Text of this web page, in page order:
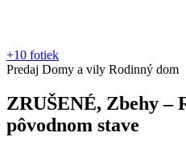
+10 fotiek
Predaj Domy a vily Rodinný dom
ZRUŠENÉ, Zbehy –
pôvodnom stave